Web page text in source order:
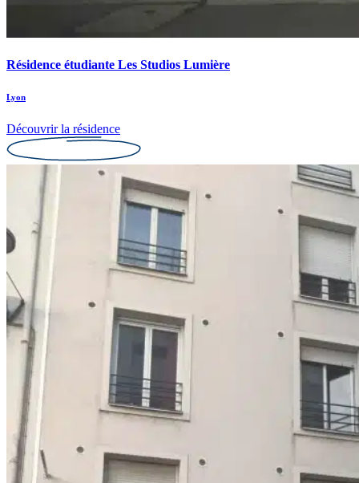
Résidence étudiante Les Studios Lumière
Lyon
Découvrir la résidence